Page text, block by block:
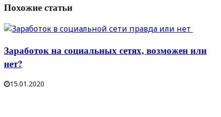
Похожие статьи
Заработок на социальных сетях, возможен или
нет?
15.01.2020